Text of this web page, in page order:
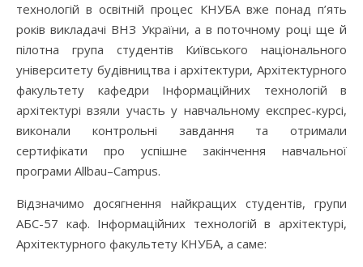
технологій в освітній процес КНУБА вже понад п’ять
років викладачі ВНЗ України, а в поточному році ще й
пілотна група студентів Київського національного
університету будівництва і архітектури, Архітектурного
факультету кафедри Інформаційних технологій в
архітектурі взяли участь у навчальному експрес-курсі,
виконали контрольні завдання та отримали
сертифікати про успішне закінчення навчальної
програми Allbau–Campus.
Відзначимо досягнення найкращих студентів, групи
АБС-57 каф. Інформаційних технологій в архітектурі,
Архітектурного факультету КНУБА, а саме: